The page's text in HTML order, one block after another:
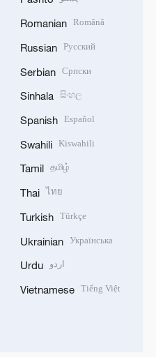
Romanian Română
Russian Русский
Serbian Српски
Sinhala සිංහල
Spanish Español
Swahili Kiswahili
Tamil தமிழ்
Thai ไทย
Turkish Türkçe
Ukrainian Українська
Urdu اردو
Vietnamese Tiếng Việt